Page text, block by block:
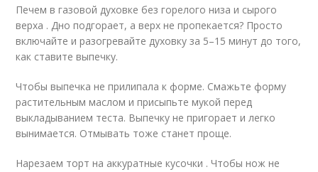
Печем в газовой духовке без горелого низа и сырого
верха . Дно подгорает, а верх не пропекается? Просто
включайте и разогревайте духовку за 5–15 минут до того,
как ставите выпечку.
Чтобы выпечка не прилипала к форме. Смажьте форму
растительным маслом и присыпьте мукой перед
выкладыванием теста. Выпечку не пригорает и легко
вынимается. Отмывать тоже станет проще.
Нарезаем торт на аккуратные кусочки . Чтобы нож не